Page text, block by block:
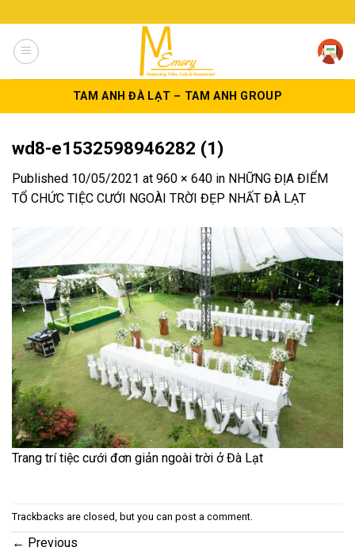
to
content
TAM ANH ĐÀ LẠT – TAM ANH GROUP
wd8-e1532598946282 (1)
Published 10/05/2021 at 960 × 640 in NHỮNG ĐỊA ĐIỂM
TỔ CHỨC TIỆC CƯỚI NGOÀI TRỜI ĐẸP NHẤT ĐÀ LẠT
Trang trí tiệc cưới đơn giản ngoài trời ở Đà Lạt
Trackbacks are closed, but you can post a comment.
← Previous